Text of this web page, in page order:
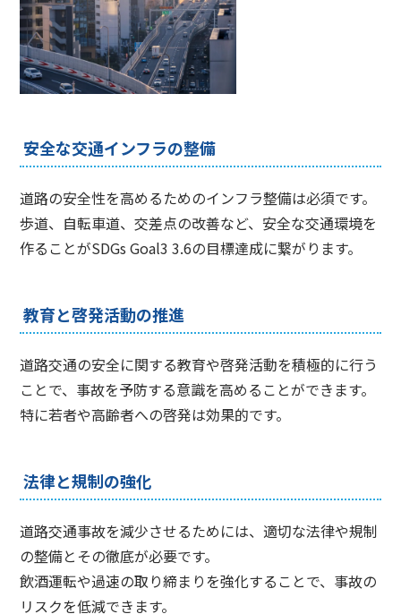
安全な交通インフラの整備
道路の安全性を高めるためのインフラ整備は必須です。
歩道、自転車道、交差点の改善など、安全な交通環境を
作ることがSDGs Goal3 3.6の目標達成に繋がります。
教育と啓発活動の推進
道路交通の安全に関する教育や啓発活動を積極的に行う
ことで、事故を予防する意識を高めることができます。
特に若者や高齢者への啓発は効果的です。
法律と規制の強化
道路交通事故を減少させるためには、適切な法律や規制
の整備とその徹底が必要です。
飲酒運転や過速の取り締まりを強化することで、事故の
リスクを低減できます。